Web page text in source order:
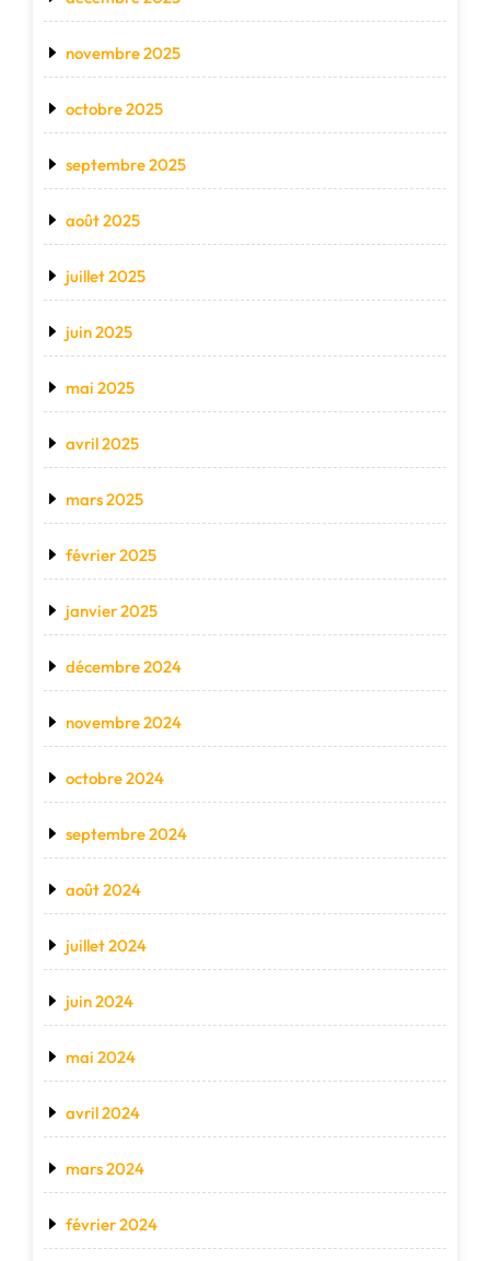
novembre 2025
octobre 2025
septembre 2025
août 2025
juillet 2025
juin 2025
mai 2025
avril 2025
mars 2025
février 2025
janvier 2025
décembre 2024
novembre 2024
octobre 2024
septembre 2024
août 2024
juillet 2024
juin 2024
mai 2024
avril 2024
mars 2024
février 2024